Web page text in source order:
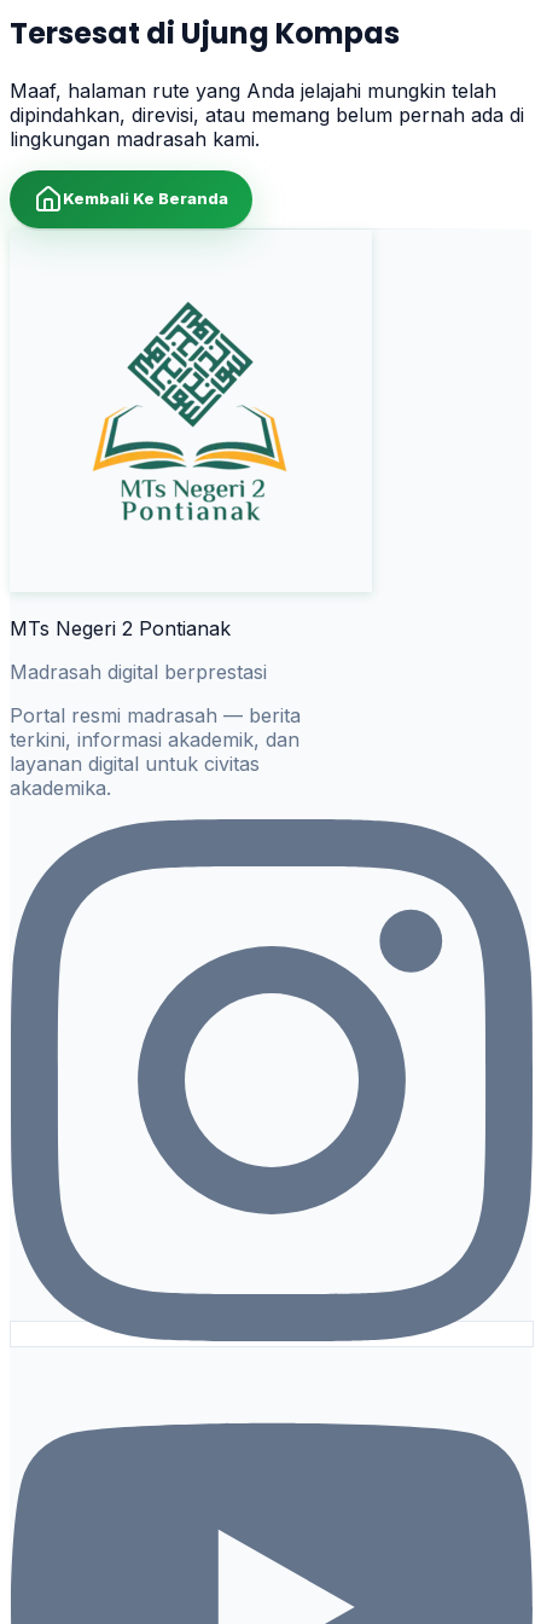
Tersesat di Ujung Kompas
Maaf, halaman rute yang Anda jelajahi mungkin telah
dipindahkan, direvisi, atau memang belum pernah ada di
lingkungan madrasah kami.
Kembali Ke Beranda
MTs Negeri 2 Pontianak
Madrasah digital berprestasi
Portal resmi madrasah — berita
terkini, informasi akademik, dan
layanan digital untuk civitas
akademika.